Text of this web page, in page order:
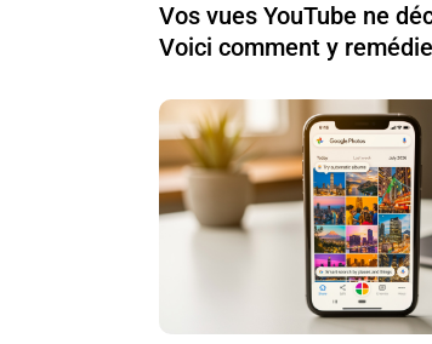
Vos vues YouTube ne
Voici comment y